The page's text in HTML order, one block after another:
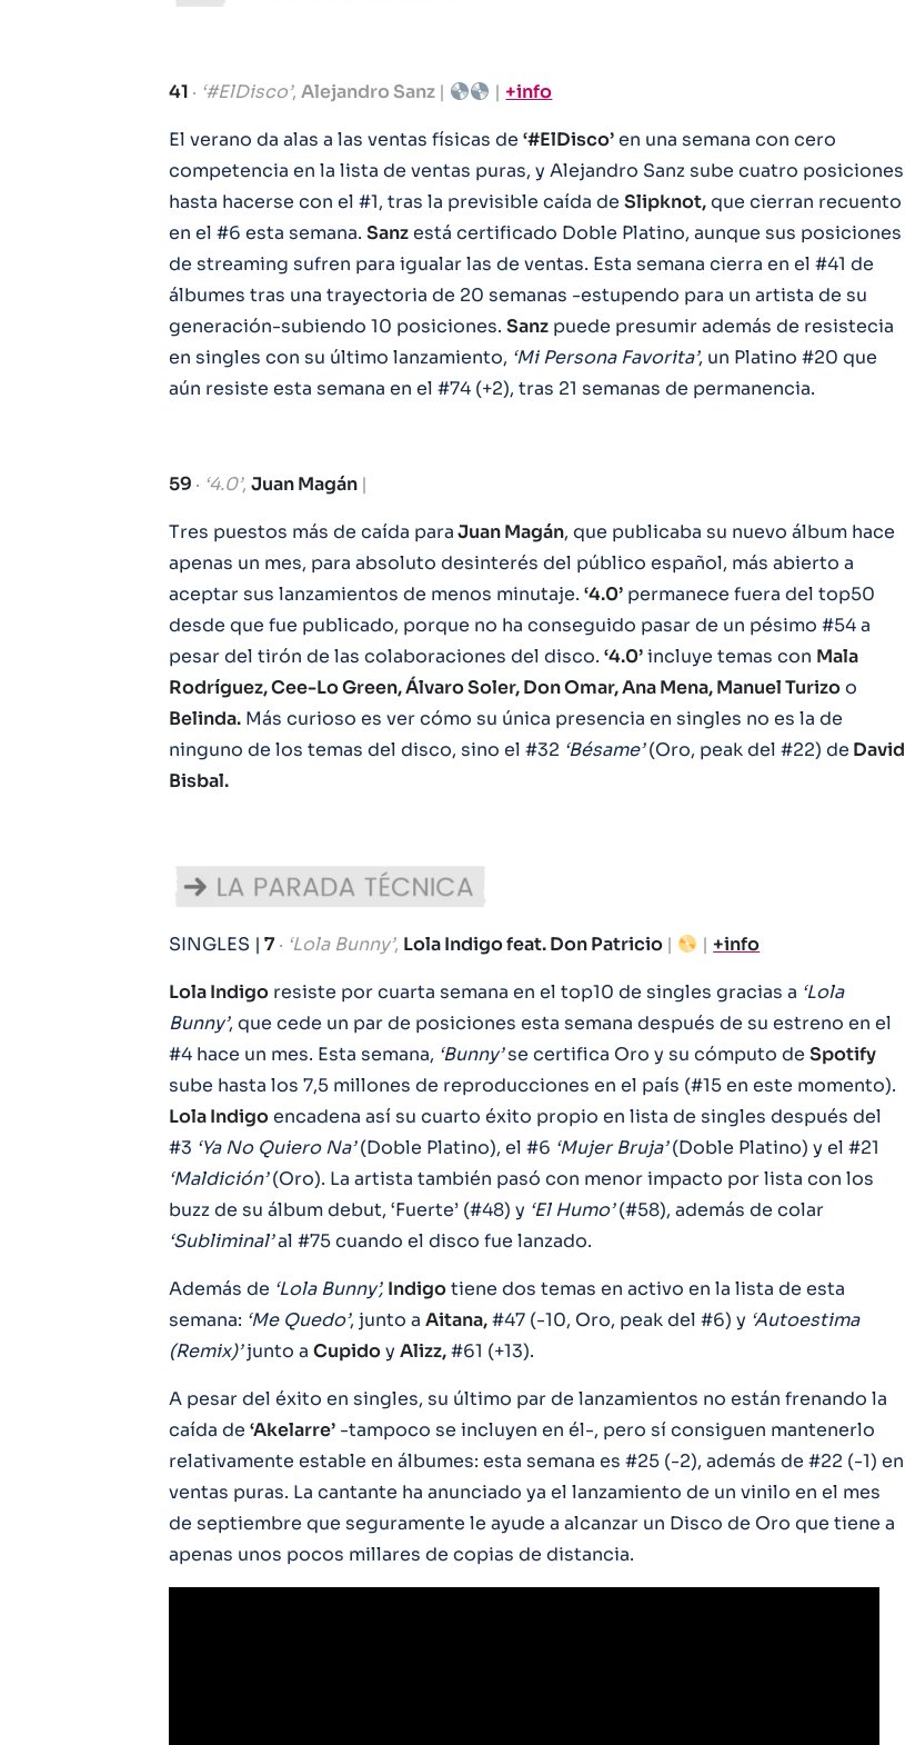
41 · ‘#ElDisco’, Alejandro Sanz | |+info
El verano da alas a las ventas físicas de ‘#ElDisco’en una semana con cero
competencia en la lista de ventas puras, y Alejandro Sanz sube cuatro posiciones
hasta hacerse con el #1, tras la previsible caída de Slipknot,que cierran recuento
en el #6 esta semana. Sanzestá certificado Doble Platino, aunque sus posiciones
de streaming sufren para igualar las de ventas. Esta semana cierra en el #41 de
álbumes tras una trayectoria de 20 semanas -estupendo para un artista de su
generación-subiendo 10 posiciones. Sanz puede presumir además de resistecia
en singles con su último lanzamiento, ‘Mi Persona Favorita’, un Platino #20 que
aún resiste esta semana en el #74 (+2), tras 21 semanas de permanencia.
59 · ‘4.0’, Juan Magán |
Tres puestos más de caída paraJuan Magán, que publicaba su nuevo álbum hace
apenas un mes, para absoluto desinterés del público español, más abierto a
aceptar sus lanzamientos de menos minutaje. ‘4.0’ permanece fuera del top50
desde que fue publicado, porque no ha conseguido pasar de un pésimo #54 a
pesar del tirón de las colaboraciones del disco. ‘4.0’incluye temas con Mala
Rodríguez, Cee-Lo Green, Álvaro Soler, Don Omar, Ana Mena, Manuel Turizoo
Belinda. Más curioso es ver cómo su única presencia en singles no es la de
ninguno de los temas del disco, sino el #32 ‘Bésame’(Oro, peak del #22) de David
Bisbal.
SINGLES | 7· ‘Lola Bunny’, Lola Indigo feat. Don Patricio | | +info
Lola Indigo resiste por cuarta semana en el top10 de singles gracias a ‘Lola
Bunny’, que cede un par de posiciones esta semana después de su estreno en el
#4 hace un mes. Esta semana, ‘Bunny’se certifica Oro y su cómputo de Spotify
sube hasta los 7,5 millones de reproducciones en el país (#15 en este momento).
Lola Indigoencadena así su cuarto éxito propio en lista de singles después del
#3 ‘Ya No Quiero Na’(Doble Platino), el #6 ‘Mujer Bruja’(Doble Platino) y el #21
‘Maldición’(Oro). La artista también pasó con menor impacto por lista con los
buzz de su álbum debut, ‘Fuerte’ (#48) y ‘El Humo’(#58), además de colar
‘Subliminal’al #75 cuando el disco fue lanzado.
Además de ‘Lola Bunny’, Indigotiene dos temas en activo en la lista de esta
semana: ‘Me Quedo’, junto a Aitana,#47 (-10, Oro, peak del #6) y ‘Autoestima
(Remix)’junto a Cupidoy Alizz,#61 (+13).
A pesar del éxito en singles, su último par de lanzamientos no están frenando la
caída de ‘Akelarre’ -tampoco se incluyen en él-, pero sí consiguen mantenerlo
relativamente estable en álbumes: esta semana es #25 (-2), además de #22 (-1) en
ventas puras. La cantante ha anunciado ya el lanzamiento de un vinilo en el mes
de septiembre que seguramente le ayude a alcanzar un Disco de Oro que tiene a
apenas unos pocos millares de copias de distancia.